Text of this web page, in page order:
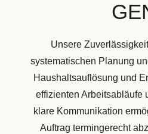
Unsere
systematischen Planung
Haushaltsauflösung und
effizienten Arbeitsabläufe
klare Kommunikation
Auftrag termingerecht